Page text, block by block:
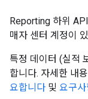
Reporting 하위
매자 센터 계정이
특정 데이터 (실적
합니다. 자세한 내
요합니다 및 요구